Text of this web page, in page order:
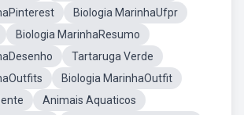
Biologia MarinhaUfpr
Biologia MarinhaResumo
Tartaruga Verde
Biologia MarinhaOutfit
Animais Aquaticos